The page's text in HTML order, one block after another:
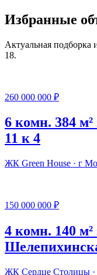
Избранные
Актуальная подборка
18.
260 000 000 ₽
6 комн. 384 м²
11 к 4
ЖК Green House · г
150 000 000 ₽
4 комн. 140 м²
ЖК Сердце Столицы ·